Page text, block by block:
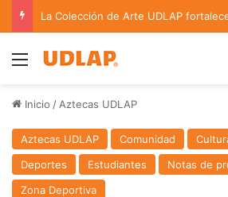
Menu
Inicio / Aztecas UDLAP
Aztecas UDLAP Comunidad
Deportes
Estudiantes Notas de
Zona Deportiva